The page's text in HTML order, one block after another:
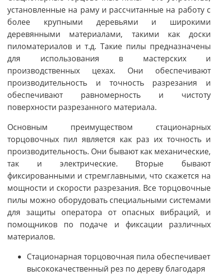
установленные на раму и рассчитанные на работу с
более крупными деревьями и широкими
деревянными материалами, такими как доски
пиломатериалов и т.д. Такие пилы предназначены
для использования в мастерских и
производственных цехах. Они обеспечивают
производительность и точность разрезания и
обеспечивают равномерность и чистоту
поверхности разрезанного материала.
Основным преимуществом стационарных
торцовочных пил является как раз их точность и
производительность. Они бывают как механические,
так и электрические. Вторые бывают
фиксированными и стремглавными, что скажется на
мощности и скорости разрезания. Все торцовочные
пилы можно оборудовать специальными системами
для защиты оператора от опасных вибраций, и
помощников по подаче и фиксации различных
материалов.
Стационарная торцовочная пила обеспечивает
высококачественный рез по дереву благодаря